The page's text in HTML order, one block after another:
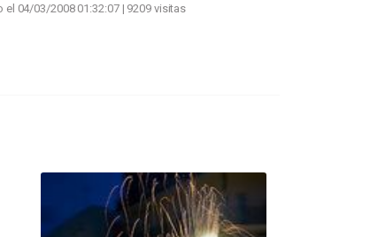
el 04/03/2008 01:32:07 | 9209 visitas